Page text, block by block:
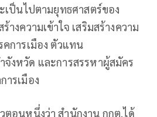
เป็นไปตามยุทธศาสตร์ของ
างความเข้าใจ เสริมสร้างความ
การเมือง ตัวแทน
จังหวัด และการสรรหาผู้สมัคร
ารเมือง
ตอนหนึ่งว่า สำนักงาน กกต.ได้